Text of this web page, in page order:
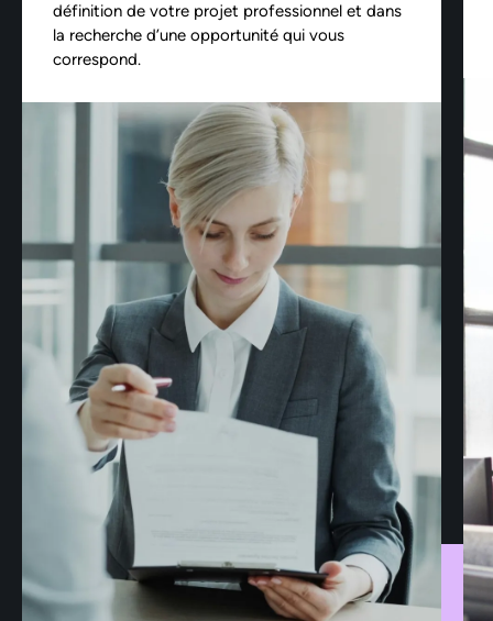
définition de votre projet professionnel et dans
la recherche d’une opportunité qui vous
correspond.